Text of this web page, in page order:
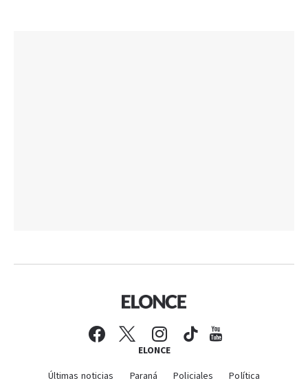
ELONCE
Últimas noticias Paraná Policiales
Política